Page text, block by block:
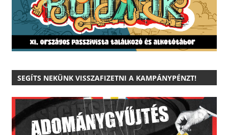
SEGÍTS NEKÜNK VISSZAFIZETNI A KAMPÁNYPÉNZT!